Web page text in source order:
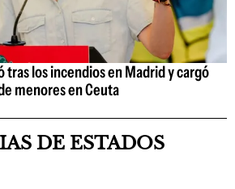
tras los incendios en Madrid y cargó
menores en Ceuta
DE ESTADOS